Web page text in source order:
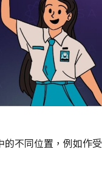
不同位置，例如作受